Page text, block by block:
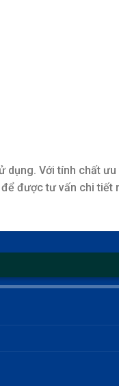
dụng. Với tính chất
được tư vấn chi tiết